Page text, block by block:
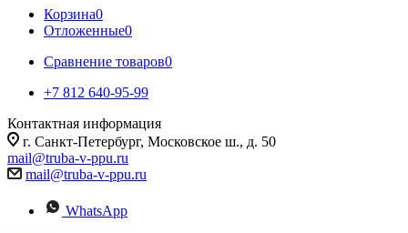
Корзина0
Отложенные0
Сравнение товаров0
+7 812 640-95-99
Контактная информация
г. Санкт-Петербург, Московское ш., д. 50
mail@truba-v-ppu.ru
mail@truba-v-ppu.ru
WhatsApp